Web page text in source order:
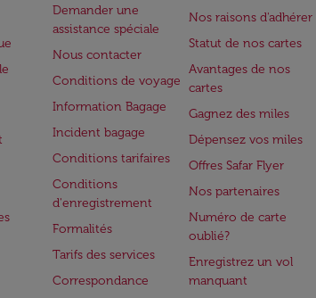
Demander une
assistance spéciale
Nous contacter
Conditions de voyage
Information Bagage
Incident bagage
Conditions tarifaires
Conditions
d'enregistrement
Formalités
Tarifs des services
Correspondance
Nos raisons d'adhérer
Statut de nos cartes
Avantages de nos
cartes
Gagnez des miles
Dépensez vos miles
Offres Safar Flyer
Nos partenaires
Numéro de carte
oublié?
Enregistrez un vol
manquant